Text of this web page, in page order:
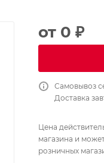
от 0 ₽
Самовывоз
Доставка
Цена
магазина и
розничных